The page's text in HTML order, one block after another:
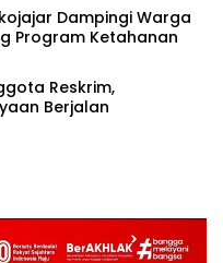
Dampingi Warga
Program Ketahanan
Reskrim,
Berjalan